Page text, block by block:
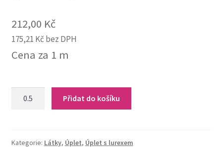
212,00 Kč
175,21 Kč bez DPH
Cena za 1 m
lurexem
Přidat do košíku
Kategorie: Látky, Úplet, Úplet s lurexem